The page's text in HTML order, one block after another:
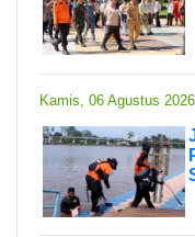
Kamis, 06 Agustus 2026